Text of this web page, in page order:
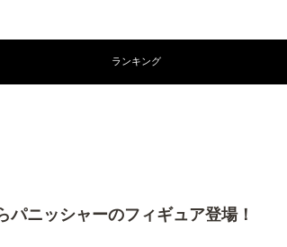
ランキング
ニッシャーのフィギュア登場！